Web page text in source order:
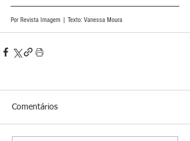
Por Revista Imagem | Texto: Vanessa Moura
Comentários